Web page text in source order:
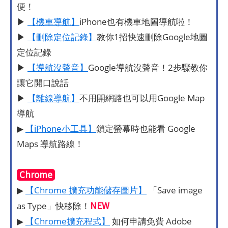
便！
▶
【機車導航】 iPhone也有機車地圖導航啦！
▶
【刪除定位記錄】 教你1招快速刪除Google地圖
定位記錄
▶
【導航沒聲音】 Google導航沒聲音！2步驟教你
讓它開口說話
▶
【離線導航】 不用開網路也可以用Google Map
導航
▶
【iPhone小工具】 鎖定螢幕時也能看 Google
Maps 導航路線！
Chrome
▶ 【Chrome 擴充功能儲存圖片】
「Save image
as Type」快移除！ NEW
▶ 【Chrome擴充程式】
如何申請免費 Adobe